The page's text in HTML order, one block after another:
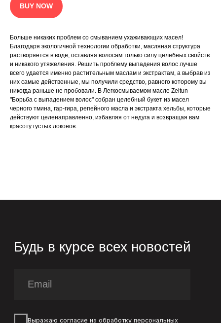
BUY NOW
Больше никаких проблем со смыванием ухаживающих масел!
Благодаря экологичной технологии обработки, масляная структура
растворяется в воде, оставляя волосам только силу целебных свойств
и никакого утяжеления. Решить проблему выпадения волос лучше
всего удается именно растительным маслам и экстрактам, а выбрав из
них самые действенные, мы получили средство, равного которому вы
никогда раньше не пробовали. В Легкосмываемом масле Zeitun
"Борьба с выпадением волос" собран целебный букет из масел
черного тмина, гар-гира, репейного масла и экстракта хельбы, которые
действуют целенаправленно, избавляя от недуга и возвращая вам
красоту густых локонов.
Выражаю согласие на обработку персональных
данных, с политикой
конфиденциальности ознакомлен
Подписаться
КАТАЛОГИСТОРИЯ БРЕНДАГДЕ КУПИТЬ БЕСТСЕЛЛЕРЫ
info@zeitun.com
Политика конфиденциальности
Согласие на обработку ПД